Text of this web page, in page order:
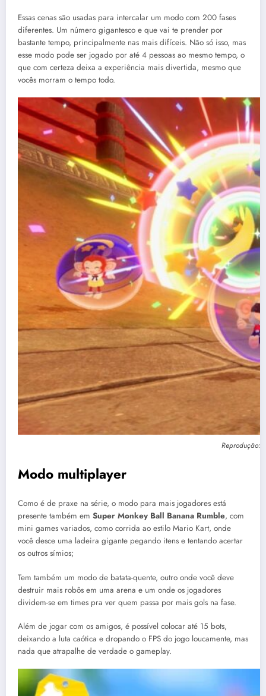
Essas cenas são usadas para intercalar um modo com 200 fases
diferentes. Um número gigantesco e que vai te prender por
bastante tempo, principalmente nas mais difíceis. Não só isso, mas
esse modo pode ser jogado por até 4 pessoas ao mesmo tempo, o
que com certeza deixa a experiência mais divertida, mesmo que
vocês morram o tempo todo.
Reprodução:
Modo multiplayer
Como é de praxe na série, o modo para mais jogadores está
presente também em Super Monkey Ball Banana Rumble, com
mini games variados, como corrida ao estilo Mario Kart, onde
você desce uma ladeira gigante pegando itens e tentando acertar
os outros símios;
Tem também um modo de batata-quente, outro onde você deve
destruir mais robôs em uma arena e um onde os jogadores
dividem-se em times pra ver quem passa por mais gols na fase.
Além de jogar com os amigos, é possível colocar até 15 bots,
deixando a luta caótica e dropando o FPS do jogo loucamente, mas
nada que atrapalhe de verdade o gameplay.